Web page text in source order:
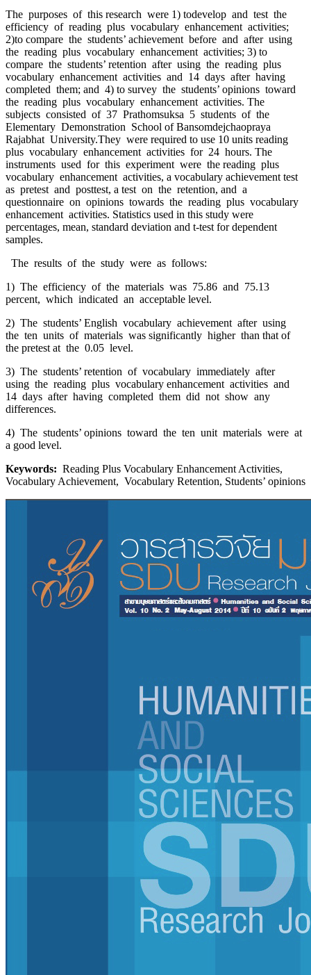
The purposes of this research were 1) todevelop and test the
efficiency of reading plus vocabulary enhancement activities;
2)to compare the students’ achievement before and after using
the reading plus vocabulary enhancement activities; 3) to
compare the students’ retention after using the reading plus
vocabulary enhancement activities and 14 days after having
completed them; and 4) to survey the students’ opinions toward
the reading plus vocabulary enhancement activities. The
subjects consisted of 37 Prathomsuksa 5 students of the
Elementary Demonstration School of Bansomdejchaopraya
Rajabhat University.They were required to use 10 units reading
plus vocabulary enhancement activities for 24 hours. The
instruments used for this experiment were the reading plus
vocabulary enhancement activities, a vocabulary achievement test
as pretest and posttest, a test on the retention, and a
questionnaire on opinions towards the reading plus vocabulary
enhancement activities. Statistics used in this study were
percentages, mean, standard deviation and t-test for dependent
samples.
The results of the study were as follows:
1) The efficiency of the materials was 75.86 and 75.13
percent, which indicated an acceptable level.
2) The students’ English vocabulary achievement after using
the ten units of materials was significantly higher than that of
the pretest at the 0.05 level.
3) The students’ retention of vocabulary immediately after
using the reading plus vocabulary enhancement activities and
14 days after having completed them did not show any
differences.
4) The students’ opinions toward the ten unit materials were at
a good level.
Keywords: Reading Plus Vocabulary Enhancement Activities,
Vocabulary Achievement, Vocabulary Retention, Students’ opinions